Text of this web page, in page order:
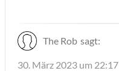
The Rob sagt:
30. März 2023 um 22:17